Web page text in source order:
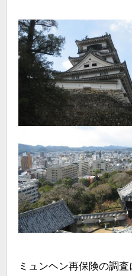
ミュンヘン再保険の調